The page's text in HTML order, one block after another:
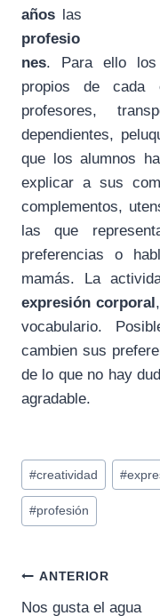
años las
profesio
nes. Para ello los
propios de cada
profesores,
dependientes,
que los alumnos
explicar a sus
complementos,
las que
preferencias o
mamás. La
expresión corporal
vocabulario.
cambien sus
de lo que no hay
agradable.
Etiquetas
de
la
#creatividad #
#profesión
Navegación
ANTERIOR
Nos gusta el agua